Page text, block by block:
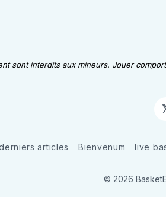
sont interdits aux mineurs. Jouer
articles Bienvenum live
© 2026